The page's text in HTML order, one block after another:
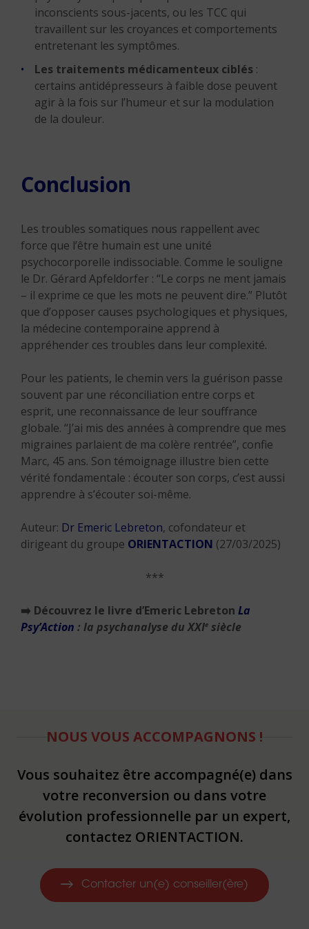
inconscients sous-jacents, ou les TCC qui
travaillent sur les croyances et comportements
entretenant les symptômes.
Les traitements médicamenteux ciblés :
certains antidépresseurs à faible dose peuvent
agir à la fois sur l’humeur et sur la modulation
de la douleur.
Conclusion
Les troubles somatiques nous rappellent avec
force que l’être humain est une unité
psychocorporelle indissociable. Comme le souligne
le Dr. Gérard Apfeldorfer : “Le corps ne ment jamais
– il exprime ce que les mots ne peuvent dire.” Plutôt
que d’opposer causes psychologiques et physiques,
la médecine contemporaine apprend à
appréhender ces troubles dans leur complexité.
Pour les patients, le chemin vers la guérison passe
souvent par une réconciliation entre corps et
esprit, une reconnaissance de leur souffrance
globale. “J’ai mis des années à comprendre que mes
migraines parlaient de ma colère rentrée”, confie
Marc, 45 ans. Son témoignage illustre bien cette
vérité fondamentale : écouter son corps, c’est aussi
apprendre à s’écouter soi-même.
Auteur: Dr Emeric Lebreton, cofondateur et
dirigeant du groupe ORIENTACTION (27/03/2025)
***
➡️ Découvrez le livre d’Emeric Lebreton La
Psy’Action : la psychanalyse du XXIe siècle
NOUS VOUS ACCOMPAGNONS !
Vous souhaitez être accompagné(e) dans
votre reconversion ou dans votre
évolution professionnelle par un expert,
contactez ORIENTACTION.
Contacter un(e) conseiller(ère)